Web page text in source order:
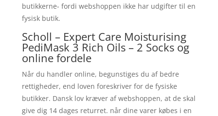
butikkerne- fordi webshoppen ikke har udgifter til en
fysisk butik.
Scholl – Expert Care Moisturising
PediMask 3 Rich Oils – 2 Socks og
online fordele
Når du handler online, begunstiges du af bedre
rettigheder, end loven foreskriver for de fysiske
butikker. Dansk lov kræver af webshoppen, at de skal
give dig 14 dages returret. når dine varer købes i en